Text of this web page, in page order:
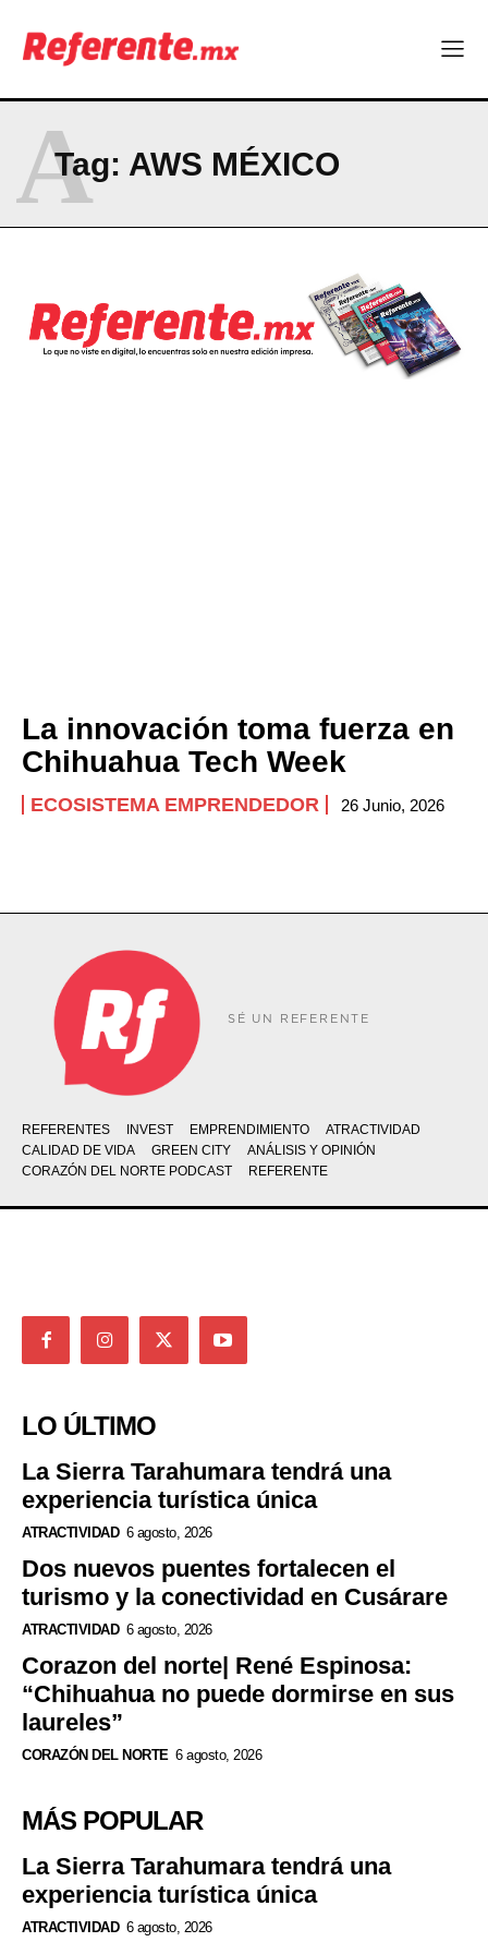
Company
CONTACT
PRIVACY POLICY
Tag: AWS MÉXICO
A
La innovación toma fuerza en
Chihuahua Tech Week
ECOSISTEMA EMPRENDEDOR 26 Junio, 2026
SÉ UN REFERENTE
REFERENTES INVEST EMPRENDIMIENTO
ATRACTIVIDAD
CALIDAD DE VIDA
GREEN CITY
ANÁLISIS Y OPINIÓN
CORAZÓN DEL NORTE PODCAST
REFERENTE
LO ÚLTIMO
La Sierra Tarahumara tendrá una
experiencia turística única
ATRACTIVIDAD 6 agosto, 2026
Dos nuevos puentes fortalecen el
turismo y la conectividad en Cusárare
ATRACTIVIDAD 6 agosto, 2026
Corazon del norte| René Espinosa:
“Chihuahua no puede dormirse en sus
laureles”
CORAZÓN DEL NORTE 6 agosto, 2026
MÁS POPULAR
La Sierra Tarahumara tendrá una
experiencia turística única
ATRACTIVIDAD 6 agosto, 2026